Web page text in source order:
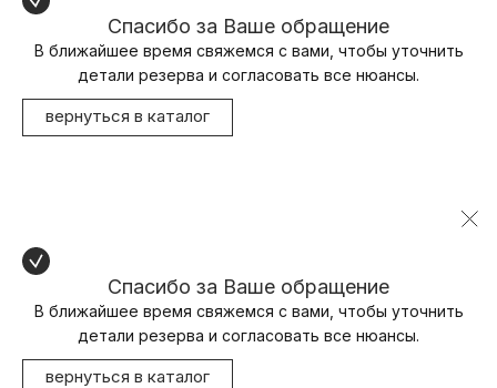
Спасибо за Ваше обращение
В ближайшее время свяжемся с вами, чтобы уточнить
детали резерва и согласовать все нюансы.
вернуться в каталог
Спасибо за Ваше обращение
В ближайшее время свяжемся с вами, чтобы уточнить
детали резерва и согласовать все нюансы.
вернуться в каталог